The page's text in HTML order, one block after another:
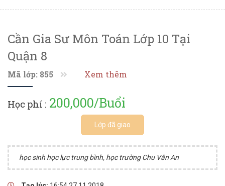
Cần Gia Sư Môn Toán Lớp 10 Tại
Quận 8
Mã lớp: 855 Xem thêm
Học phí : 200,000/Buổi
Lớp đã giao
học sinh học lực trung bình, học trường Chu Văn An